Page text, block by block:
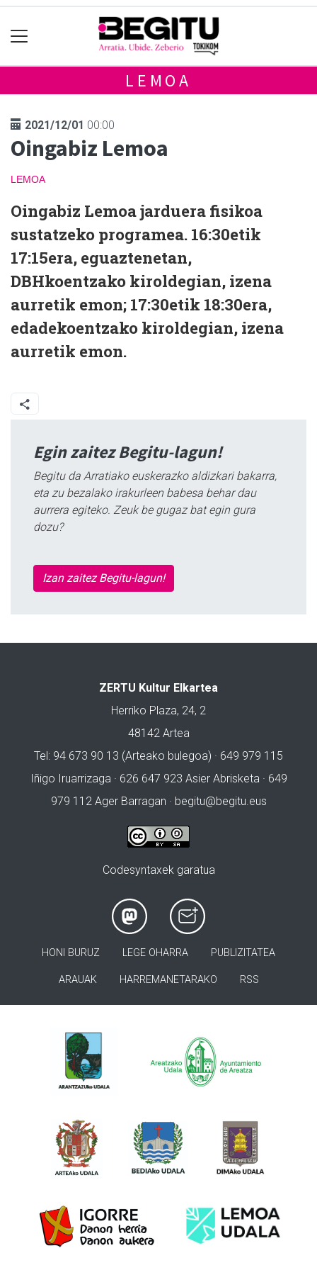
LEMOA
2021/12/01 00:00
Oingabiz Lemoa
LEMOA
Oingabiz Lemoa jarduera fisikoa
sustatzeko programea. 16:30etik
17:15era, eguaztenetan,
DBHkoentzako kiroldegian, izena
aurretik emon; 17:30etik 18:30era,
edadekoentzako kiroldegian, izena
aurretik emon.
Egin zaitez Begitu-lagun!
Begitu da Arratiako euskerazko aldizkari bakarra,
eta zu bezalako irakurleen babesa behar dau
aurrera egiteko. Zeuk be gugaz bat egin gura
dozu?
Izan zaitez Begitu-lagun!
ZERTU Kultur Elkartea
Herriko Plaza, 24, 2
48142 Artea
Tel: 94 673 90 13 (Arteako bulegoa) · 649 979 115
Iñigo Iruarrizaga · 626 647 923 Asier Abrisketa · 649
979 112 Ager Barragan · begitu@begitu.eus
Codesyntaxek garatua
HONI BURUZ LEGE OHARRA PUBLIZITATEA
ARAUAK HARREMANETARAKO RSS